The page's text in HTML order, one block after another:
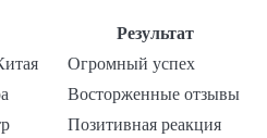
Результат
Огромный успех
Восторженные отзывы
Позитивная реакция